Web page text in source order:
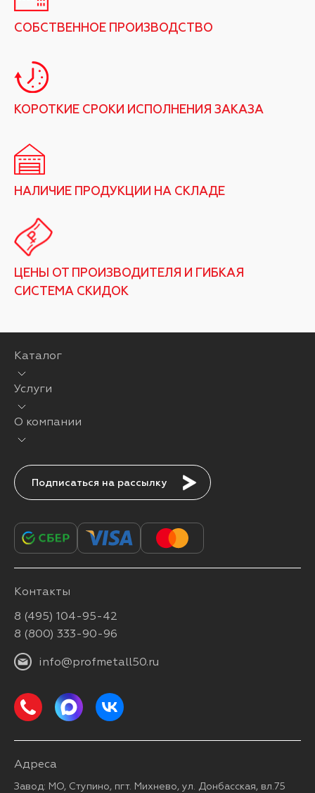
СОБСТВЕННОЕ ПРОИЗВОДСТВО
КОРОТКИЕ СРОКИ ИСПОЛНЕНИЯ ЗАКАЗА
НАЛИЧИЕ ПРОДУКЦИИ НА СКЛАДЕ
ЦЕНЫ ОТ ПРОИЗВОДИТЕЛЯ И ГИБКАЯ
СИСТЕМА СКИДОК
Каталог
Услуги
О компании
Подписаться
Контакты
8 (495) 104-95-42
8 (800) 333-90-96
info@profmetall50.ru
Адреса
Завод: МО, Ступино, пгт. Михнево, ул. Донбасская, вл.75